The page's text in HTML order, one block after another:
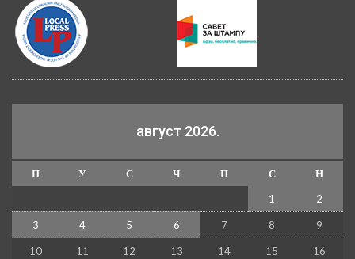
август 2026.
П У С Ч П С
Н
1
2
3 4 5 6 7 8 9
10 11 12 13 14 15 16